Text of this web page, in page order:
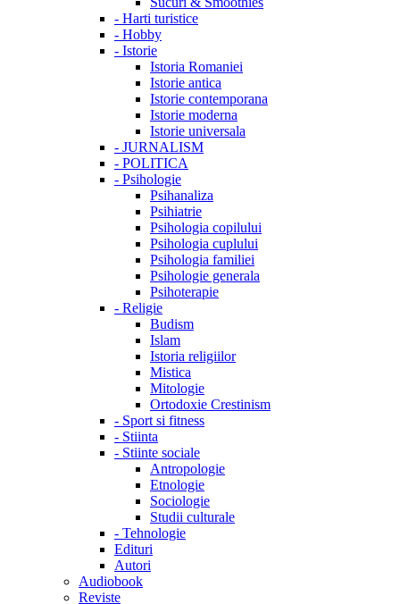
- Harti turistice
- Hobby
- Istorie
Istoria Romaniei
Istorie antica
Istorie contemporana
Istorie moderna
Istorie universala
- JURNALISM
- POLITICA
- Psihologie
Psihanaliza
Psihiatrie
Psihologia copilului
Psihologia cuplului
Psihologia familiei
Psihologie generala
Psihoterapie
- Religie
Budism
Islam
Istoria religiilor
Mistica
Mitologie
Ortodoxie Crestinism
- Sport si fitness
- Stiinta
- Stiinte sociale
Antropologie
Etnologie
Sociologie
Studii culturale
- Tehnologie
Edituri
Autori
Audiobook
Reviste